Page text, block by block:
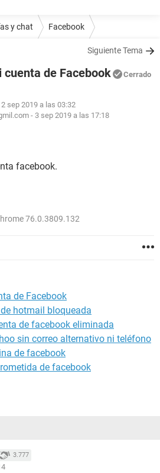
y chat Facebook
Siguiente Tema
cuenta de Facebook Cerrado
sep 2019 a las 03:32
- 3 sep 2019 a las 17:18
facebook.
76.0.3809.132
de Facebook
hotmail bloqueada
de facebook eliminada
sin correo alternativo ni teléfono
de facebook
de facebook
3.777